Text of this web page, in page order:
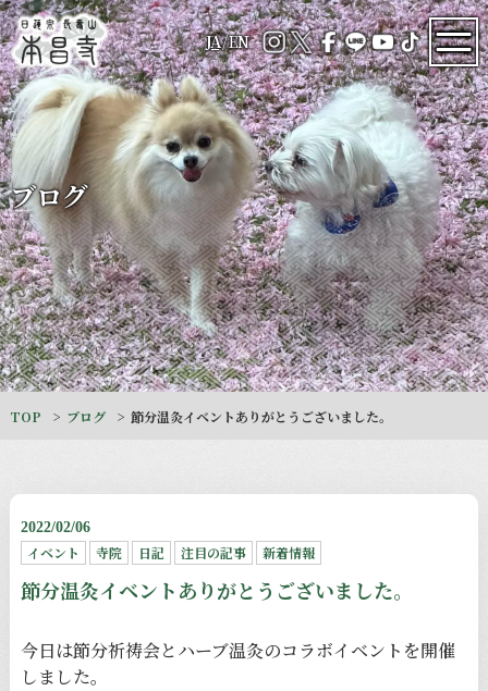
JA/EN
ブログ
TOP ブログ 節分温灸イベントありがとうございました。
2022/02/06
イベント 寺院 日記 注目の記事 新着情報
節分温灸イベントありがとうございました。
今日は節分祈祷会とハーブ温灸のコラボイベントを開催
しました。